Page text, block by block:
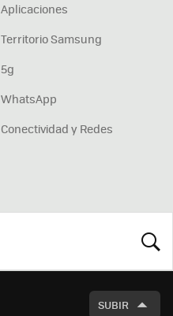
Aplicaciones
Territorio Samsung
5g
WhatsApp
Conectividad y Redes
SUBIR